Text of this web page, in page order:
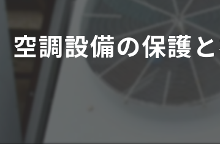
空調設備の保護